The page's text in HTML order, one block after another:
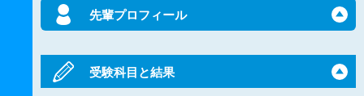
先輩プロフィール
受験科目と結果